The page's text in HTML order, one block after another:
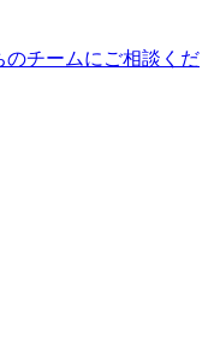
のチームにご相談くだ